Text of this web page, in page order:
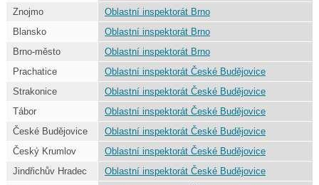
Znojmo
Oblastní inspektorát Brno
Blansko
Oblastní inspektorát Brno
Brno-město
Oblastní inspektorát Brno
Prachatice
Oblastní inspektorát České Budějovice
Strakonice
Oblastní inspektorát České Budějovice
Tábor
Oblastní inspektorát České Budějovice
České Budějovice
Oblastní inspektorát České Budějovice
Český Krumlov
Oblastní inspektorát České Budějovice
Jindřichův Hradec
Oblastní inspektorát České Budějovice